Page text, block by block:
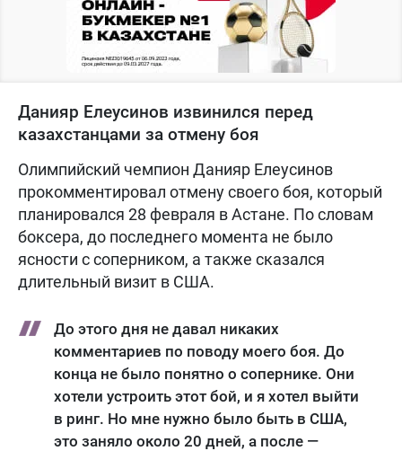
Данияр Елеусинов извинился перед
казахстанцами за отмену боя
Олимпийский чемпион Данияр Елеусинов
прокомментировал отмену своего боя, который
планировался 28 февраля в Астане. По словам
боксера, до последнего момента не было
ясности с соперником, а также сказался
длительный визит в США.
До этого дня не давал никаких
комментариев по поводу моего боя. До
конца не было понятно о сопернике. Они
хотели устроить этот бой, и я хотел выйти
в ринг. Но мне нужно было быть в США,
это заняло около 20 дней, а после —